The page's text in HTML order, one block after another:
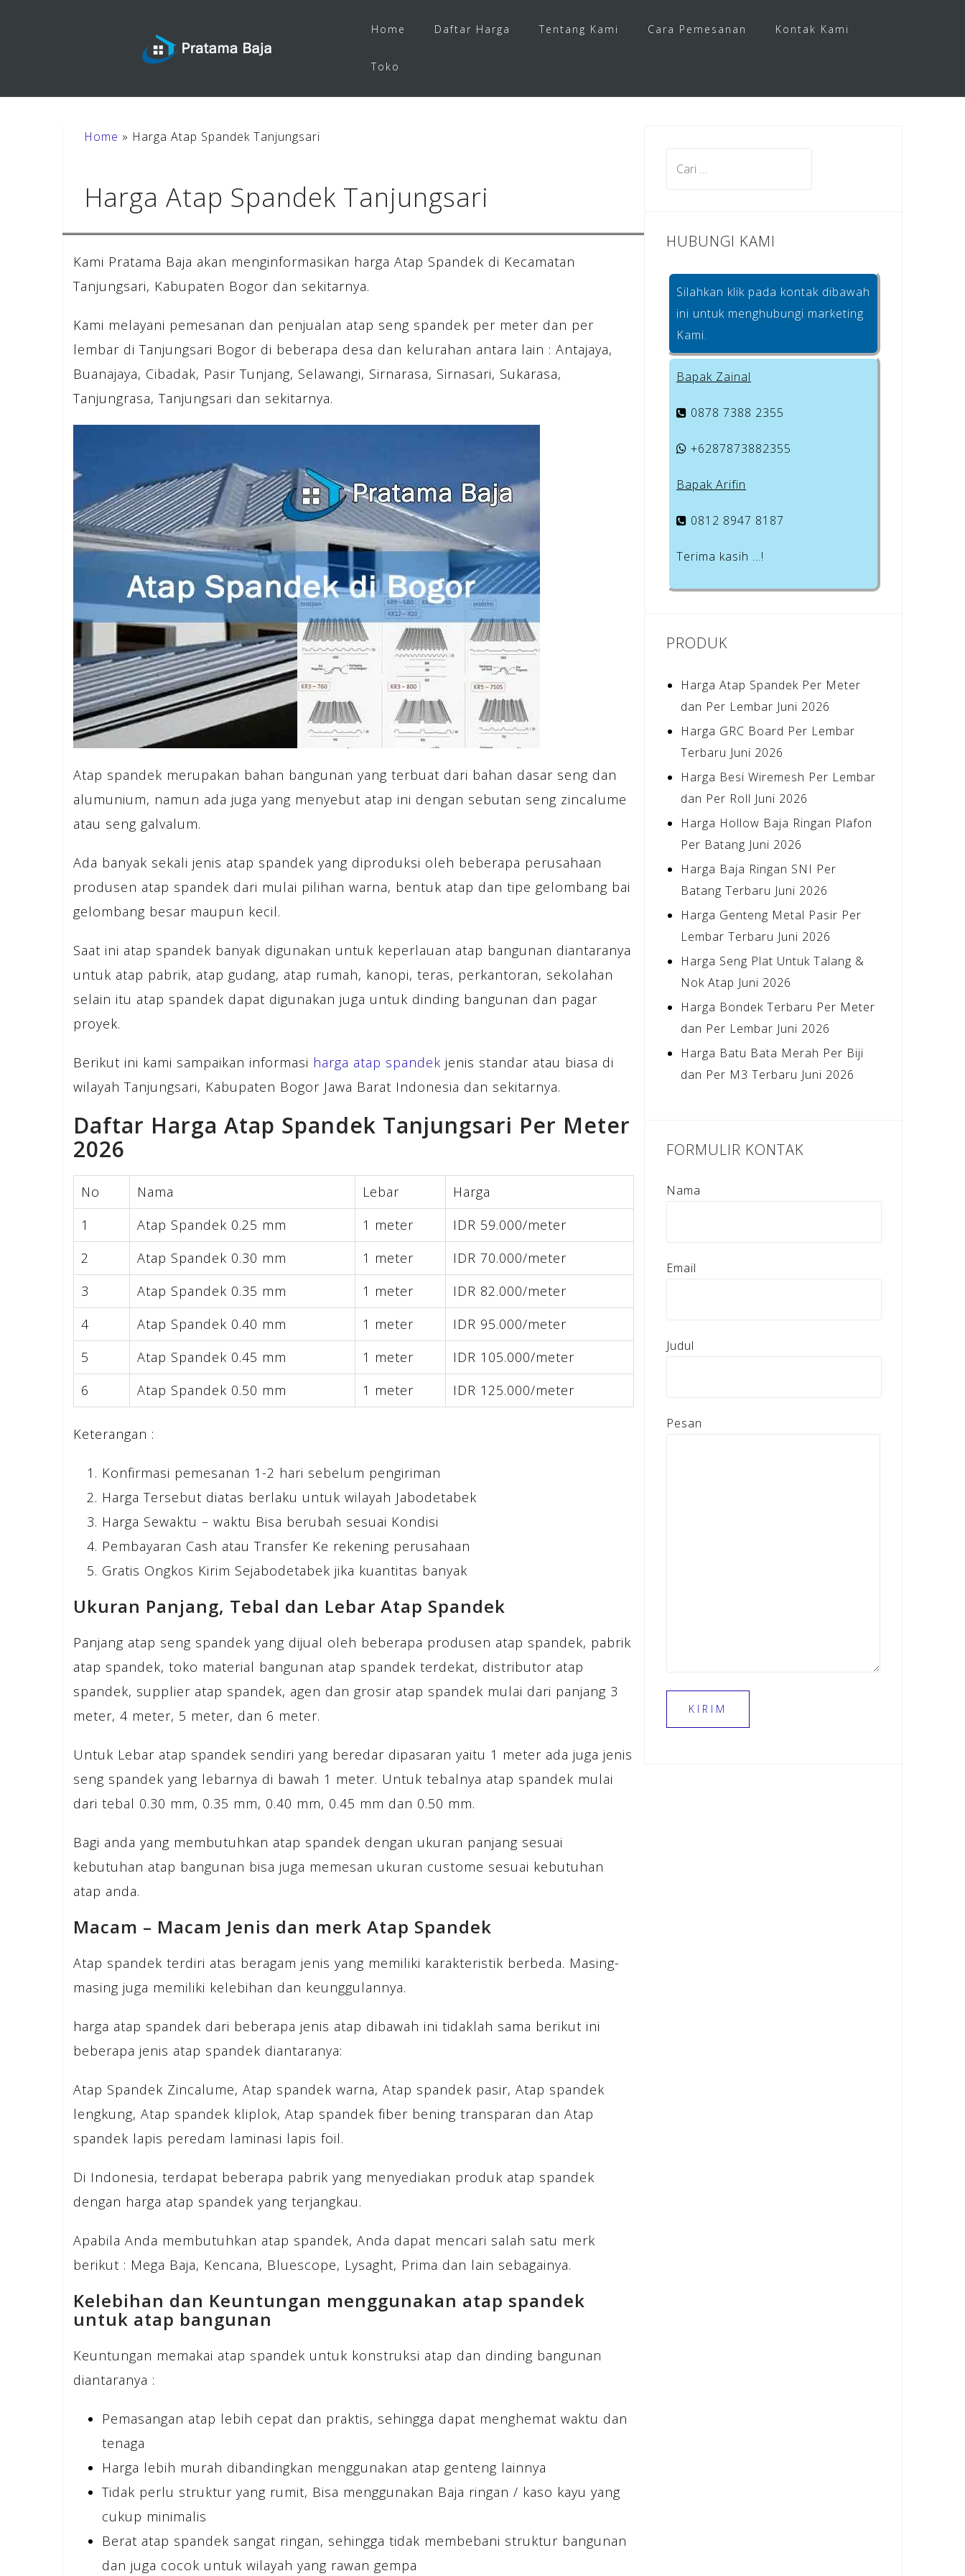
Home Daftar Harga Tentang Kami Cara Pemesanan Kontak Kami
Toko
Home » Harga Atap Spandek Tanjungsari
Harga Atap Spandek Tanjungsari
Kami Pratama Baja akan menginformasikan harga Atap Spandek di Kecamatan
Tanjungsari, Kabupaten Bogor dan sekitarnya.
Kami melayani pemesanan dan penjualan atap seng spandek per meter dan per
lembar di Tanjungsari Bogor di beberapa desa dan kelurahan antara lain : Antajaya,
Buanajaya, Cibadak, Pasir Tunjang, Selawangi, Sirnarasa, Sirnasari, Sukarasa,
Tanjungrasa, Tanjungsari dan sekitarnya.
Atap spandek merupakan bahan bangunan yang terbuat dari bahan dasar seng dan
alumunium, namun ada juga yang menyebut atap ini dengan sebutan seng zincalume
atau seng galvalum.
Ada banyak sekali jenis atap spandek yang diproduksi oleh beberapa perusahaan
produsen atap spandek dari mulai pilihan warna, bentuk atap dan tipe gelombang bai
gelombang besar maupun kecil.
Saat ini atap spandek banyak digunakan untuk keperlauan atap bangunan diantaranya
untuk atap pabrik, atap gudang, atap rumah, kanopi, teras, perkantoran, sekolahan
selain itu atap spandek dapat digunakan juga untuk dinding bangunan dan pagar
proyek.
Berikut ini kami sampaikan informasi harga atap spandek jenis standar atau biasa di
wilayah Tanjungsari, Kabupaten Bogor Jawa Barat Indonesia dan sekitarnya.
Daftar Harga Atap Spandek Tanjungsari Per Meter
2026
No Nama Lebar
Harga
1
Atap Spandek 0.25 mm 1 meter
IDR 59.000/meter
2
Atap Spandek 0.30 mm 1 meter
IDR 70.000/meter
3
Atap Spandek 0.35 mm 1 meter
IDR 82.000/meter
4
Atap Spandek 0.40 mm 1 meter
IDR 95.000/meter
5
Atap Spandek 0.45 mm 1 meter
IDR 105.000/meter
6
Atap Spandek 0.50 mm 1 meter IDR 125.000/meter
Keterangan :
Konfirmasi pemesanan 1-2 hari sebelum pengiriman
Harga Tersebut diatas berlaku untuk wilayah Jabodetabek
Harga Sewaktu – waktu Bisa berubah sesuai Kondisi
Pembayaran Cash atau Transfer Ke rekening perusahaan
Gratis Ongkos Kirim Sejabodetabek jika kuantitas banyak
Ukuran Panjang, Tebal dan Lebar Atap Spandek
Panjang atap seng spandek yang dijual oleh beberapa produsen atap spandek, pabrik
atap spandek, toko material bangunan atap spandek terdekat, distributor atap
spandek, supplier atap spandek, agen dan grosir atap spandek mulai dari panjang 3
meter, 4 meter, 5 meter, dan 6 meter.
Untuk Lebar atap spandek sendiri yang beredar dipasaran yaitu 1 meter ada juga jenis
seng spandek yang lebarnya di bawah 1 meter. Untuk tebalnya atap spandek mulai
dari tebal 0.30 mm, 0.35 mm, 0.40 mm, 0.45 mm dan 0.50 mm.
Bagi anda yang membutuhkan atap spandek dengan ukuran panjang sesuai
kebutuhan atap bangunan bisa juga memesan ukuran custome sesuai kebutuhan
atap anda.
Macam – Macam Jenis dan merk Atap Spandek
Atap spandek terdiri atas beragam jenis yang memiliki karakteristik berbeda. Masing-
masing juga memiliki kelebihan dan keunggulannya.
harga atap spandek dari beberapa jenis atap dibawah ini tidaklah sama berikut ini
beberapa jenis atap spandek diantaranya:
Atap Spandek Zincalume, Atap spandek warna, Atap spandek pasir, Atap spandek
lengkung, Atap spandek kliplok, Atap spandek fiber bening transparan dan Atap
spandek lapis peredam laminasi lapis foil.
Di Indonesia, terdapat beberapa pabrik yang menyediakan produk atap spandek
dengan harga atap spandek yang terjangkau.
Apabila Anda membutuhkan atap spandek, Anda dapat mencari salah satu merk
berikut : Mega Baja, Kencana, Bluescope, Lysaght, Prima dan lain sebagainya.
Kelebihan dan Keuntungan menggunakan atap spandek
untuk atap bangunan
Keuntungan memakai atap spandek untuk konstruksi atap dan dinding bangunan
diantaranya :
Pemasangan atap lebih cepat dan praktis, sehingga dapat menghemat waktu dan
tenaga
Harga lebih murah dibandingkan menggunakan atap genteng lainnya
Tidak perlu struktur yang rumit, Bisa menggunakan Baja ringan / kaso kayu yang
cukup minimalis
Berat atap spandek sangat ringan, sehingga tidak membebani struktur bangunan
dan juga cocok untuk wilayah yang rawan gempa
HUBUNGI KAMI
Silahkan klik pada kontak dibawah
ini untuk menghubungi marketing
Kami.
Bapak Zainal
0878 7388 2355
+6287873882355
Bapak Arifin
0812 8947 8187
Terima kasih …!
PRODUK
Harga Atap Spandek Per Meter
dan Per Lembar Juni 2026
Harga GRC Board Per Lembar
Terbaru Juni 2026
Harga Besi Wiremesh Per Lembar
dan Per Roll Juni 2026
Harga Hollow Baja Ringan Plafon
Per Batang Juni 2026
Harga Baja Ringan SNI Per
Batang Terbaru Juni 2026
Harga Genteng Metal Pasir Per
Lembar Terbaru Juni 2026
Harga Seng Plat Untuk Talang &
Nok Atap Juni 2026
Harga Bondek Terbaru Per Meter
dan Per Lembar Juni 2026
Harga Batu Bata Merah Per Biji
dan Per M3 Terbaru Juni 2026
FORMULIR KONTAK
Nama
Email
Judul
Pesan